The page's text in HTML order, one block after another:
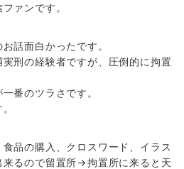
ァンです。
話面白かったです。
刑の経験者ですが、圧倒的に拘置
番のツラさです。
品の購入、クロスワード、イラス
来るので留置所→拘置所に来ると天